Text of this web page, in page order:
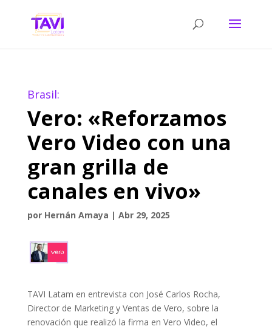
Brasil:
Vero: «Reforzamos
Vero Video con una
gran grilla de
canales en vivo»
por Hernán Amaya | Abr 29, 2025
TAVI Latam en entrevista con José Carlos Rocha,
Director de Marketing y Ventas de Vero, sobre la
renovación que realizó la firma en Vero Video, el